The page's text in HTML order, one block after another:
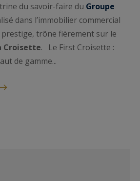
du savoir-faire du Groupe
dans l’immobilier commercial
trône fièrement sur le
Croisette. Le First Croisette :
de gamme...